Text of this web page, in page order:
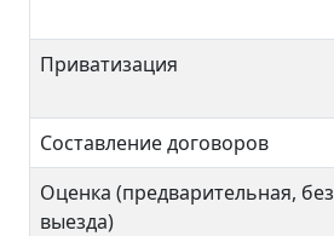
Приватизация
Составление договоров
Оценка (предварительная, без
выезда)